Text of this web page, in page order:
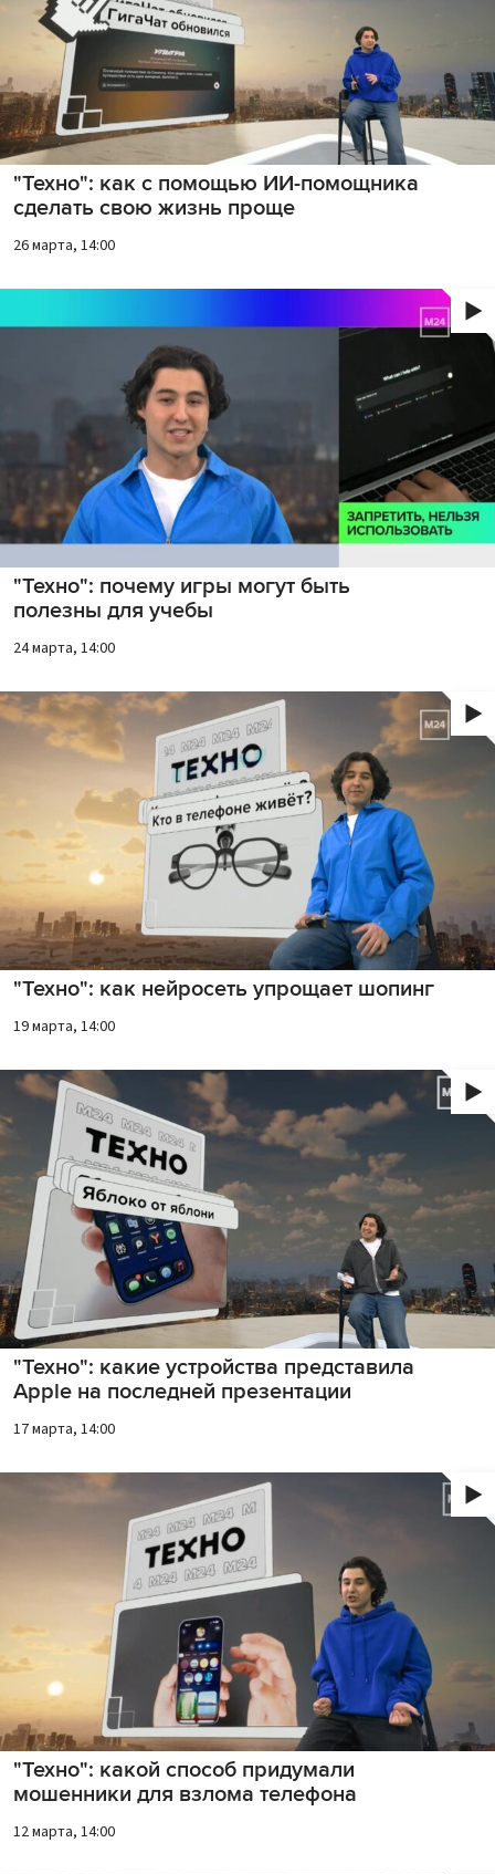
"Техно": как с помощью ИИ-помощника
сделать свою жизнь проще
26 марта, 14:00
"Техно": почему игры могут быть
полезны для учебы
24 марта, 14:00
"Техно": как нейросеть упрощает шопинг
19 марта, 14:00
"Техно": какие устройства представила
Apple на последней презентации
17 марта, 14:00
"Техно": какой способ придумали
мошенники для взлома телефона
12 марта, 14:00